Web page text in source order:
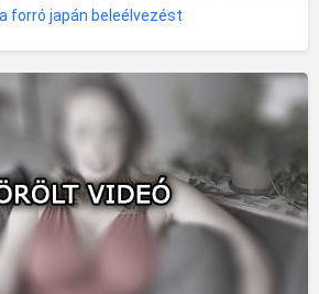
forró japán beleélvezést